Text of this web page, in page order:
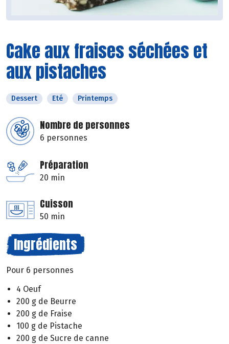
Cake aux fraises séchées et
aux pistaches
Dessert Eté Printemps
Nombre de personnes
6 personnes
Préparation
20 min
Cuisson
50 min
Ingrédients
Pour 6 personnes
4 Oeuf
200 g de Beurre
200 g de Fraise
100 g de Pistache
200 g de Sucre de canne